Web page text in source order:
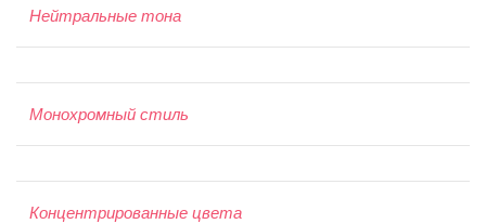
Нейтральные тона
Монохромный стиль
Концентрированные цвета